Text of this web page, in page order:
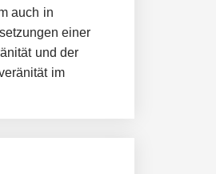
auch in
einer
und der
im